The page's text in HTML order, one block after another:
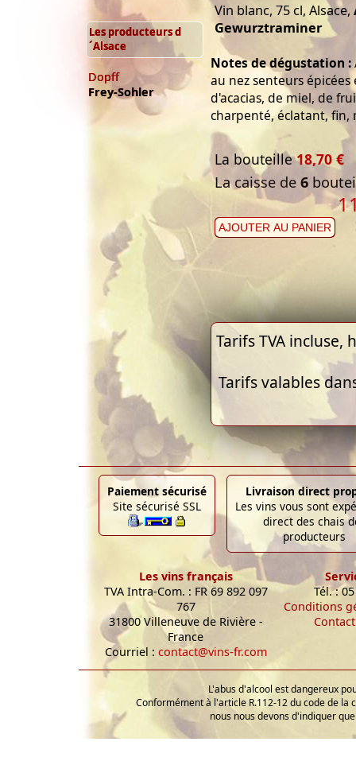
Les producteurs d
´Alsace
Dopff
Frey-Sohler
Vin blanc, 75 cl, Alsace,
Gewurztraminer
Notes de dégustation :
au nez senteurs
d'acacias, de miel, de
charpenté, éclatant, fin,
La bouteille18,70 €
La caisse de 6
AJOUTER AU PANIER
Tarifs TVA
Tarifs valables
Paiement sécurisé
Site sécurisé SSL
Livraison direct
Les vins vous sont
direct des chais
producteurs
Les vins français
TVA Intra-Com. : FR 69 892 097
767
31800 Villeneuve de Rivière -
France
Courriel : contact@vins-fr.com
Tél. :
Conditions
Contact
L'abus d'alcool est dangereux
Conformément à l'article R.112-12 du code de la
nous nous devons d'indiquer